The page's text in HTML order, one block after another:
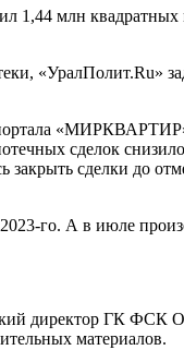
млн квадратных
«УралПолит.Ru»
сделок
сделки до
го. А в июле
директор ГК ФСК
материалов.